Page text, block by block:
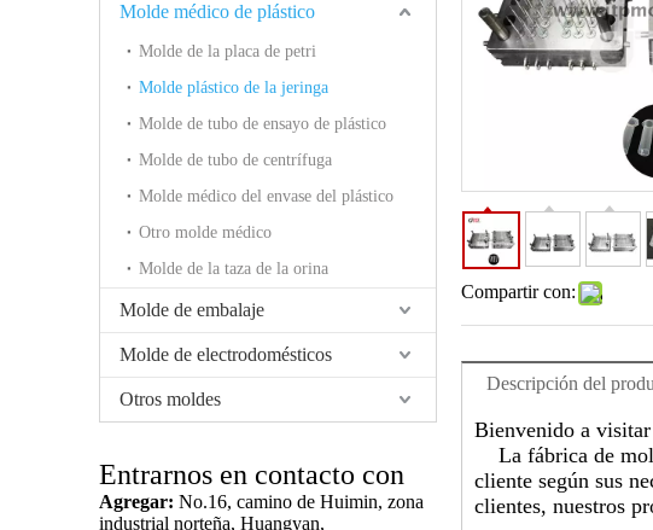
Molde médico de plástico
Molde de la placa de petri
Molde plástico de la jeringa
Molde de tubo de ensayo de plástico
Molde de tubo de centrífuga
Molde médico del envase del plástico
Otro molde médico
Molde de la taza de la orina
Molde de embalaje
Molde de electrodomésticos
Otros moldes
Entrarnos en contacto con
Agregar: No.16, camino de Huimin, zona
industrial norteña, Huangyan,
Compartir con:
Descripción del
Bienvenido a
La fábrica de
cliente según sus
clientes, nuestros